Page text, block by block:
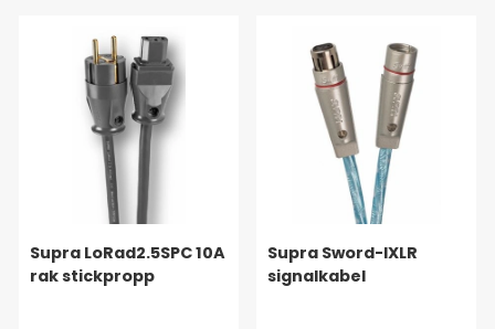
Supra LoRad2.5SPC 10A
rak stickpropp
Supra Sword-IXLR
signalkabel